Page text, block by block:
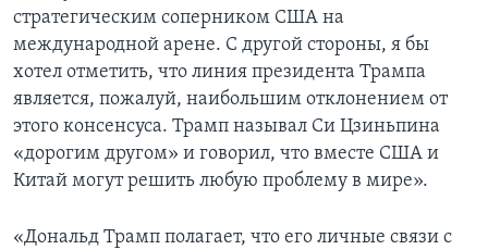
стратегическим соперником США на
международной арене. С другой стороны, я бы
хотел отметить, что линия президента Трампа
является, пожалуй, наибольшим отклонением от
этого консенсуса. Трамп называл Си Цзиньпина
«дорогим другом» и говорил, что вместе США и
Китай могут решить любую проблему в мире».
«Дональд Трамп полагает, что его личные связи с